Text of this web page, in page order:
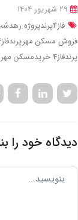
فاز4پرندپروژه رهدشت
فروش مسکن مهرپرندفاز4پروژه رهدشت
پرندفاز4 خریدمسکن
دیدگاه خود را